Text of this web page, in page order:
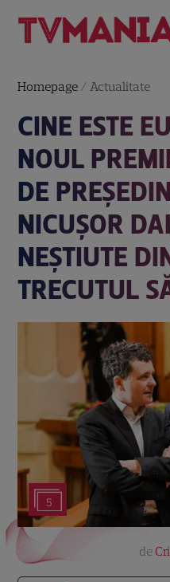
Homepage / Actualitate
CINE ESTE
NOUL
DE
NICUȘOR
NEȘTIUTE
TRECUTUL
5
de